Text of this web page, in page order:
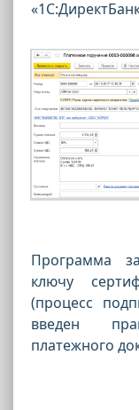
Программа
ключу
(процесс
введен
платежного